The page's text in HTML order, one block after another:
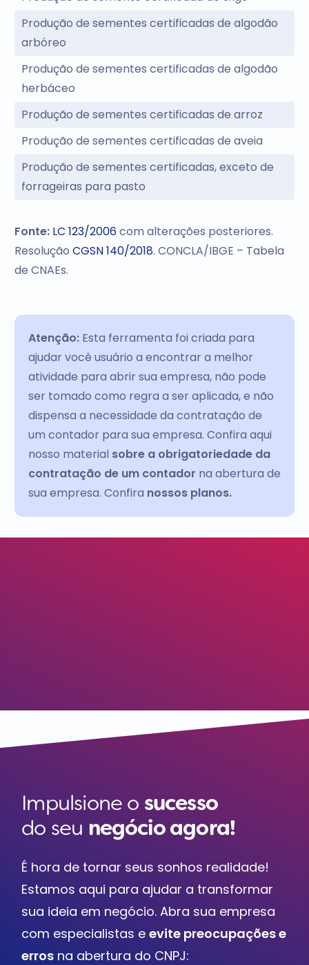
Produção de sementes certificadas de algodão
arbóreo
Produção de sementes certificadas de algodão
herbáceo
Produção de sementes certificadas de arroz
Produção de sementes certificadas de aveia
Produção de sementes certificadas, exceto de
forrageiras para pasto
Fonte: LC 123/2006com alterações posteriores.
ResoluçãoCGSN 140/2018. CONCLA/IBGE – Tabela
de CNAEs.
Atenção:Esta ferramenta foi criada para
ajudar você usuário a encontrar a melhor
atividade para abrir sua empresa, não pode
ser tomado como regra a ser aplicada, e não
dispensa a necessidade da contratação de
um contador para sua empresa. Confira aqui
nosso material sobre a obrigatoriedade da
contratação de um contador na abertura de
sua empresa. Confira nossos planos.
Impulsione o sucesso
do seu negócio agora!
É hora de tornar seus sonhos realidade!
Estamos aqui para ajudar a transformar
sua ideia em negócio. Abra sua empresa
com especialistas eevite preocupações e
erros na abertura do CNPJ: